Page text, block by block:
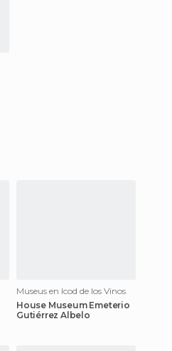
Museus en Icod de los Vinos
House Museum Emeterio
Gutiérrez Albelo